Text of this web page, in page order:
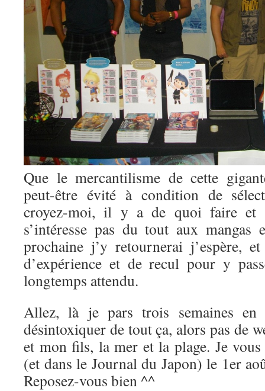
Que le mercantilisme de cette
peut-être évité à condition de
croyez-moi, il y a de quoi faire et
s’intéresse pas du tout aux mangas
prochaine j’y retournerai j’espère,
d’expérience et de recul pour y
longtemps attendu.
Allez, là je pars trois semaines en
désintoxiquer de tout ça, alors pas de
et mon fils, la mer et la plage. Je
(et dans le Journal du Japon) le 1er
Reposez-vous bien ^^